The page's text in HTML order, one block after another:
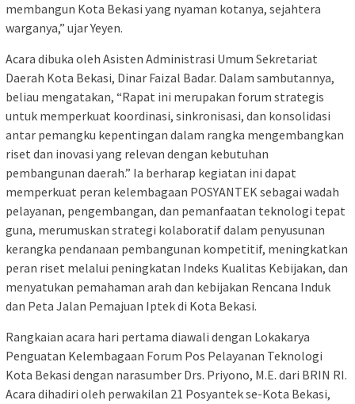
membangun Kota Bekasi yang nyaman kotanya, sejahtera
warganya,” ujar Yeyen.
Acara dibuka oleh Asisten Administrasi Umum Sekretariat
Daerah Kota Bekasi, Dinar Faizal Badar. Dalam sambutannya,
beliau mengatakan, “Rapat ini merupakan forum strategis
untuk memperkuat koordinasi, sinkronisasi, dan konsolidasi
antar pemangku kepentingan dalam rangka mengembangkan
riset dan inovasi yang relevan dengan kebutuhan
pembangunan daerah.” Ia berharap kegiatan ini dapat
memperkuat peran kelembagaan POSYANTEK sebagai wadah
pelayanan, pengembangan, dan pemanfaatan teknologi tepat
guna, merumuskan strategi kolaboratif dalam penyusunan
kerangka pendanaan pembangunan kompetitif, meningkatkan
peran riset melalui peningkatan Indeks Kualitas Kebijakan, dan
menyatukan pemahaman arah dan kebijakan Rencana Induk
dan Peta Jalan Pemajuan Iptek di Kota Bekasi.
Rangkaian acara hari pertama diawali dengan Lokakarya
Penguatan Kelembagaan Forum Pos Pelayanan Teknologi
Kota Bekasi dengan narasumber Drs. Priyono, M.E. dari BRIN RI.
Acara dihadiri oleh perwakilan 21 Posyantek se-Kota Bekasi,